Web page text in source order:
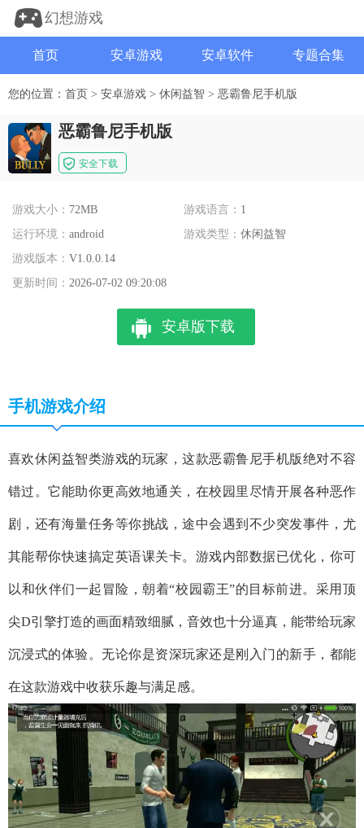
幻想游戏
首页 安卓游戏 安卓软件 专题合集
您的位置： 首页 > 安卓游戏 > 休闲益智 > 恶霸鲁尼手机版
恶霸鲁尼手机版
安全下载
游戏大小： 72MB 游戏语言： 1
运行环境： android 游戏类型：休闲益智
游戏版本： V1.0.0.14
更新时间： 2026-07-02 09:20:08
安卓版下载
手机游戏介绍
喜欢休闲益智类游戏的玩家，这款恶霸鲁尼手机版绝对不容
错过。它能助你更高效地通关，在校园里尽情开展各种恶作
剧，还有海量任务等你挑战，途中会遇到不少突发事件，尤
其能帮你快速搞定英语课关卡。游戏内部数据已优化，你可
以和伙伴们一起冒险，朝着“校园霸王”的目标前进。采用顶
尖D引擎打造的画面精致细腻，音效也十分逼真，能带给玩家
沉浸式的体验。无论你是资深玩家还是刚入门的新手，都能
在这款游戏中收获乐趣与满足感。